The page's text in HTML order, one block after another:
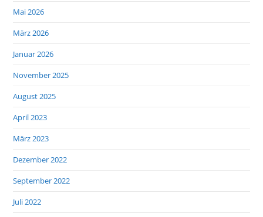
Mai 2026
März 2026
Januar 2026
November 2025
August 2025
April 2023
März 2023
Dezember 2022
September 2022
Juli 2022